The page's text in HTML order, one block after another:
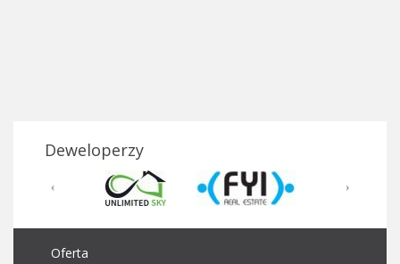
Deweloperzy
Oferta